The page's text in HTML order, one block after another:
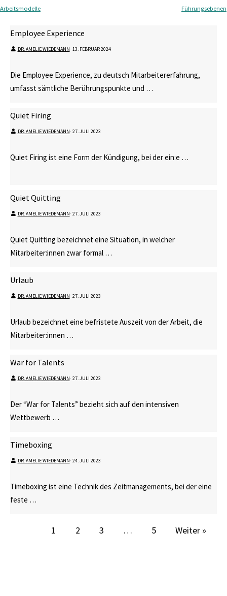
Arbeitsmodelle Führungsebenen
Employee Experience
DR. AMELIE WIEDEMANN⋅ 13. FEBRUAR 2024
Die Employee Experience, zu deutsch Mitarbeitererfahrung,
umfasst sämtliche Berührungspunkte und …
Quiet Firing
DR. AMELIE WIEDEMANN⋅ 27. JULI 2023
Quiet Firing ist eine Form der Kündigung, bei der ein:e …
Quiet Quitting
DR. AMELIE WIEDEMANN⋅ 27. JULI 2023
Quiet Quitting bezeichnet eine Situation, in welcher
Mitarbeiter:innen zwar formal …
Urlaub
DR. AMELIE WIEDEMANN⋅ 27. JULI 2023
Urlaub bezeichnet eine befristete Auszeit von der Arbeit, die
Mitarbeiter:innen …
War for Talents
DR. AMELIE WIEDEMANN⋅ 27. JULI 2023
Der “War for Talents” bezieht sich auf den intensiven
Wettbewerb …
Timeboxing
DR. AMELIE WIEDEMANN⋅ 24. JULI 2023
Timeboxing ist eine Technik des Zeitmanagements, bei der eine
feste …
1 2 3 … 5 Weiter »